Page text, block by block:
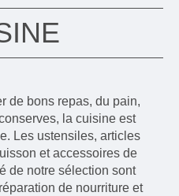
de bons repas, du pain,
la cuisine est
Les ustensiles, articles
et accessoires de
de notre sélection sont
de nourriture et